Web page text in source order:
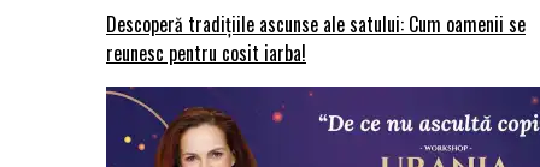
Descoperă tradițiile ascunse ale satului: Cum oamenii se
reunesc pentru cosit iarba!